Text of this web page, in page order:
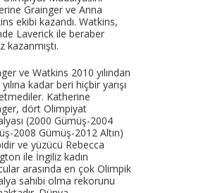
Grainger ve Anna
ekibi kazandı. Watkins,
Laverick ile beraber
kazanmıştı.
ve Watkins 2010 yılından
kadar beri hiçbir yarışı
Katherine
dört Olimpiyat
(2000 Gümüş-2004
2008 Gümüş-2012 Altın)
ve yüzücü Rebecca
ile İngiliz kadın
arasında en çok Olimpik
sahibi olma rekorunu